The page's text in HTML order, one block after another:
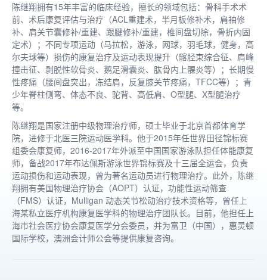
陈继翔拥有15年丰富的临床经验，擅长的领域包括：骨科手术术
前、术后康复评估与治疗（ACL重建术，半月板修补术，肩袖修
补、肩关节囊修补/重建、跟腱修补/重建，椎间盘切除，骨折内固
定术）；不同专项运动（马拉松，游泳，网球，羽毛球，健身，高
尔夫球等）损伤的康复治疗及运动表现提升（髂胫束综合征、肩峰
撞击征、剥脱性软骨炎、鹅足滑囊炎、肱骨内上髁炎等）；长期慢
性疼痛（腰间盘突出，冻结肩，反复膝关节疼痛，TFCC等）；青
少年脊柱侧弯、体态不良、驼背、高低肩、O型腿、X型腿治疗
等。
陈继翔是国家注册中级物理治疗师，硕士毕业于北京首都体育学
院，进修于北医三院运动医学科。他于2015年任世界田径锦标赛
组委会康复师，2016-2017年外派至中国国家游泳队担任体能康复
师，备战2017年布达佩斯游泳世界锦标赛及十三届全运会，负责
运动损伤和运动表现，曾为著名运动员进行物理治疗。此外，陈继
翔拥有美国物理治疗协会（AOPT）认证，功能性运动筛查
（FMS）认证，Mulligan 动态关节松动治疗技术资格等，曾任上
海某私立医疗机构康复医学科的物理治疗团队长。目前，他担任上
海市社会医疗协会康复医学分会委员，并为富卫（中国），惠灵顿
国际学校，澳洲会计师公会等提供康复咨询。